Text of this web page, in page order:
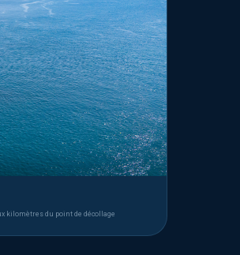
kilomètres du point de décollage